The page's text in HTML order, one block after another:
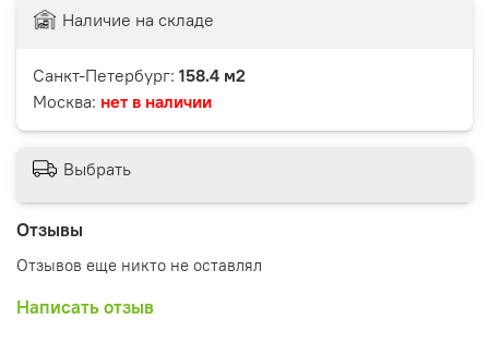
Отзывы
Отзывов еще никто не оставлял
Написать отзыв
Наличие на складе
Санкт-Петербург: 158.4 м2
Москва: нет в наличии
Выбрать